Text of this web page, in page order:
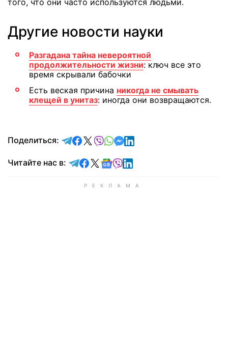
того, что они часто используются людьми.
Другие новости науки
Разгадана тайна невероятной
продолжительности жизни: ключ все это
время скрывали бабочки
Есть веская причина никогда не смывать
клещей в унитаз: иногда они возвращаются.
Поделиться: отправить в Telegram
поделиться в Facebook
поделиться в X
отправить в Viber
отправить в Whatsapp
отправить в Messenger
отправить в LinkedIn
Читайте нас в: Читайте в Telegram
Читайте в Facebook
Читайте в X
Читайте в Google news
Читайте в Viber
Читайте в LinkedIn